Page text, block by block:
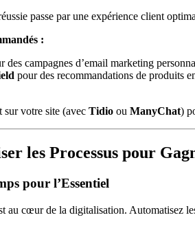
passe par une expérience client
:
des campagnes d’email marketing
pour des recommandations de produits
sur votre site (avec Tidio ou ManyChat)
les Processus pour
pour l’Essentiel
au cœur de la digitalisation. Automatisez